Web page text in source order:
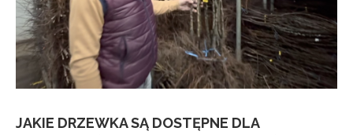
JAKIE DRZEWKA SĄ DOSTĘPNE DLA